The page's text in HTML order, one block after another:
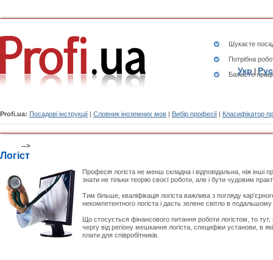
Шукаєте
Потрібна
Бажаєте
Profi.ua: Посадові інструкції | Словник іноземних мов | Вибір професії | Класифікатор
Укр|Рус
-->
Логіст
Професія логіста не менш складна і відповідальна, ніж інші
знати не тільки теорію своєї роботи, але і бути чудовим
Тим більше, кваліфікація логіста важлива з погляду
некомпетентного логіста і дасть зелене світло в подальшому
Що стосується фінансового питання роботи логістом, то
чергу від регіону мешкання логіста, специфіки установи, в
плати для співробітників.